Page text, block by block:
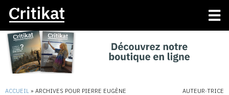
ACCUEIL » ARCHIVES POUR PIERRE EUGÈNE AUTEUR·TRICE